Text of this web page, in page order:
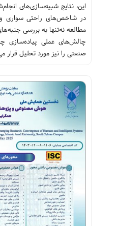
در شاخص‌های راحتی سواری و
مطالعه نه‌تنها به بررسی
چالش‌های عملی پیاده‌سازی
صنعتی را نیز مورد تحلیل قرار